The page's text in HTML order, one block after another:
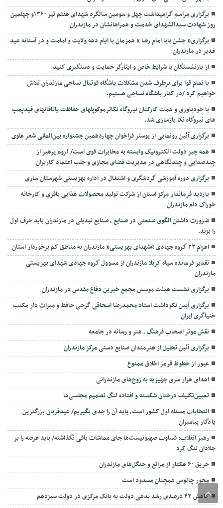
برگزاری مراسم گرامیداشت چهل و سومین سالگرد شهدای هفتم تیر ۱۳۶۰و چهلمین
روز شهادت سیدالشهدای خدمت و همراهانشان در مازندران
برگزاری« جشن بابا امام رضا » همزمان با ایام دهه ولایت و امامت و در آستانه عید
غدیر در مازندران
از بازنشستگان با شرایط خاص و ایثارگر حمایت و دستگیری کنید
با تمام قوا برای برطرف شدن مشکلات باشگاه فوتبال نساجی مازندران تلاش
خواهیم کرد /در کنار باشگاه نساجی هستیم.
با خودباوری و همت کارکنان نیروگاه نکاترموکوپلهای حفاظت یاتاقانهای فیدپمپ
های نیروگاه نکا بازسازی شد.
برگزاری آئین رونمایی از پوستر فراخوان چهاردهمین جشنواره بین‌المللی شعر علوی
همه چیز دولت الکترونیک وابسته به مخابرات قوی است/ لزوم پرهیز از
چندصدایی و چندنگاهی در مدیریت فضای مجازی و جلب اعتماد کاربران
برگزاری دوره آموزشی گردشگری و اشتغال در اداره بهزیستی شهرستان ساری
بازدید فرماندار مرکز استان از شرکت تولید محصولات غذایی باقری و کارخانه
خوراک دام مازندران
ضرورت داشتن الگوی صنعتی در صنایع ، صنایع تبدیلی در مازندران باید حرف اول
را بزند.
اعزام ۲۲ گروه جهادی “شهدای بهزیستی” مازندران به مناطق کم برخوردار استان
تقدیر فرمانده سپاه کربلا مازندران از مسوول گروه جهادی شهدای بهزیستی
مازندران
برگزاری نشست هیئت موسس مجمع خیرین دفاع مقدس در مازندران
برگزاری آیین نکوداشت استاد محمدرضا اسحاقی گرجی حافظ و میراث دارِ مکتب
خنیاگری ایران
نقش موثر اصحاب فرهنگ ، هنر و رسانه در جامعه
برگزاری آئین تجلیل از هنرمندان صنایع دستی مرکز مازندران
عبور از خطوط قرمز اخلاق ممنوع
اهدای هزار سری جهیزیه به زوج‌های مازندرانی
تعیین‌تکلیف درختان شکسته و افتاده لنگ تصمیم مجلسی‌ها
انتخابات مسئله اول کشور است، باید آن را جدی بگیریم/ عیدقربان بزرگترین
یادگار پیامبران
رهبر انقلاب: قساوت صهیونیست‌ها جای مماشات باقی نگذاشته/ باید عرصه را بر
جلادان تنگ کرد
حریق ۶۰ هکتار از مراتع و جنگل‌های مازندران
محور چالوس همچنان مسدود است
کاهش ۴۳ درصدی رشد بدهی دولت به بانک مرکزی در دولت سیزدهم